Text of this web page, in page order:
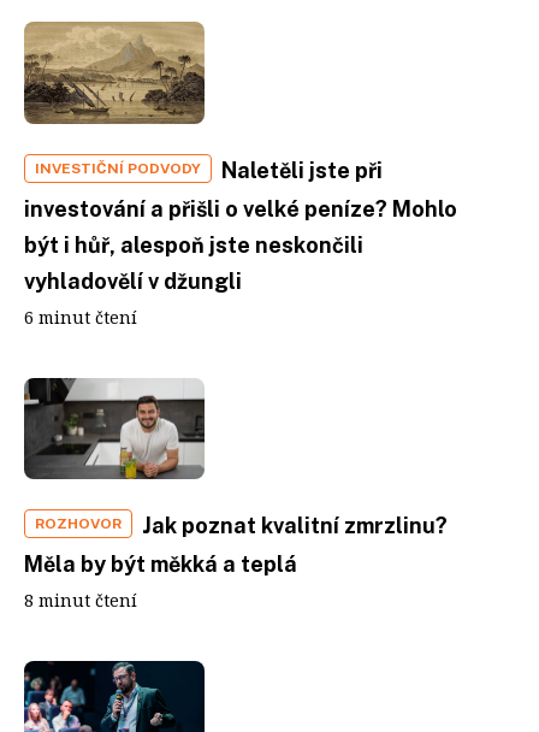
INVESTIČNÍ PODVODY
Naletěli jste při
investování a přišli o velké peníze? Mohlo
být i hůř, alespoň jste neskončili
vyhladovělí v džungli
6 minut čtení
ROZHOVOR
Jak poznat kvalitní zmrzlinu?
Měla by být měkká a teplá
8 minut čtení